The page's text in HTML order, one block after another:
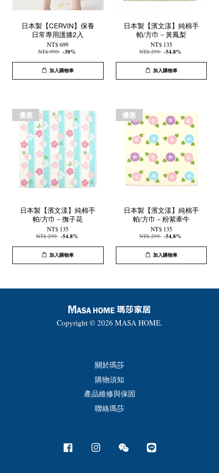
日本製【CERVIN】保養
日常專用護膝2入
NT$ 699
NT$ 999 -30%
加入購物車
日本製【濱文漾】純棉手
帕/方巾－黃鳳梨
NT$ 135
NT$ 299 -54.8%
加入購物車
優惠
日本製【濱文漾】純棉手
帕/方巾－撫子花
NT$ 135
NT$ 299 -54.8%
加入購物車
優惠
日本製【濱文漾】純棉手
帕/方巾－粉紫牽牛
NT$ 135
NT$ 299 -54.8%
加入購物車
Copyright © 2026 MASA HOME.
關於瑪莎
購物須知
產品維修與保固
聯絡瑪莎
Facebook Instagram Wechat